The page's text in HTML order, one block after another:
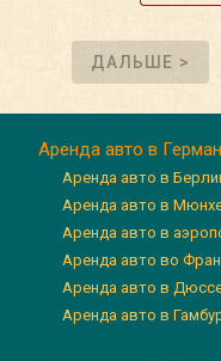
ДАЛЬШЕ >
Аренда авто в
Аренда авто в
Аренда авто в
Аренда авто в
Аренда авто во
Аренда авто в
Аренда авто в